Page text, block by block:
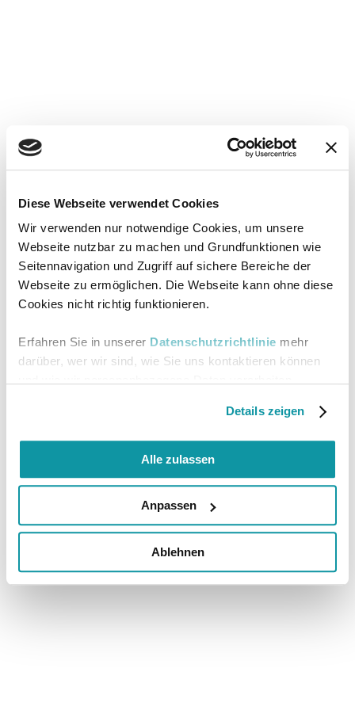
Diese Webseite verwendet Cookies
Wir verwenden nur notwendige Cookies, um unsere
Webseite nutzbar zu machen und Grundfunktionen wie
Seitennavigation und Zugriff auf sichere Bereiche der
Webseite zu ermöglichen. Die Webseite kann ohne diese
Cookies nicht richtig funktionieren.
Erfahren Sie in unserer Datenschutzrichtlinie mehr
darüber, wer wir sind, wie Sie uns kontaktieren können
Details zeigen
Alle zulassen
Anpassen
Ablehnen